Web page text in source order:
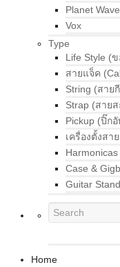
Planet
Vox
Type
Life Style (
สายแจ็ค
String (สาย
Strap (สาย
Pickup (ปิ๊กอั
เครื่องตั้งสา
Case &
Guitar
Home